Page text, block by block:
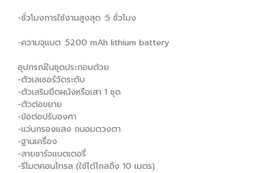
-ชั่วโมงการใช้งานสูงสุด :5 ชั่วโมง
-ความจุแบต :5200 mAh lithium battery
อุปกรณ์ในชุดประกอบด้วย
-ตัวเลเซอร์วัดระดับ
-ตัวเสริมยึดผนังหรือเสา 1 ชุด
-ตัวต่อขยาย
-ข้อต่อปรับองศา
-แว่นกรองแสง ถนอมดวงตา
-ฐานเครื่อง
-สายชาร์จแบตเตอรี่
-รีโมตคอนโทรล (ใช้ได้ไกลถึง 10 เมตร)